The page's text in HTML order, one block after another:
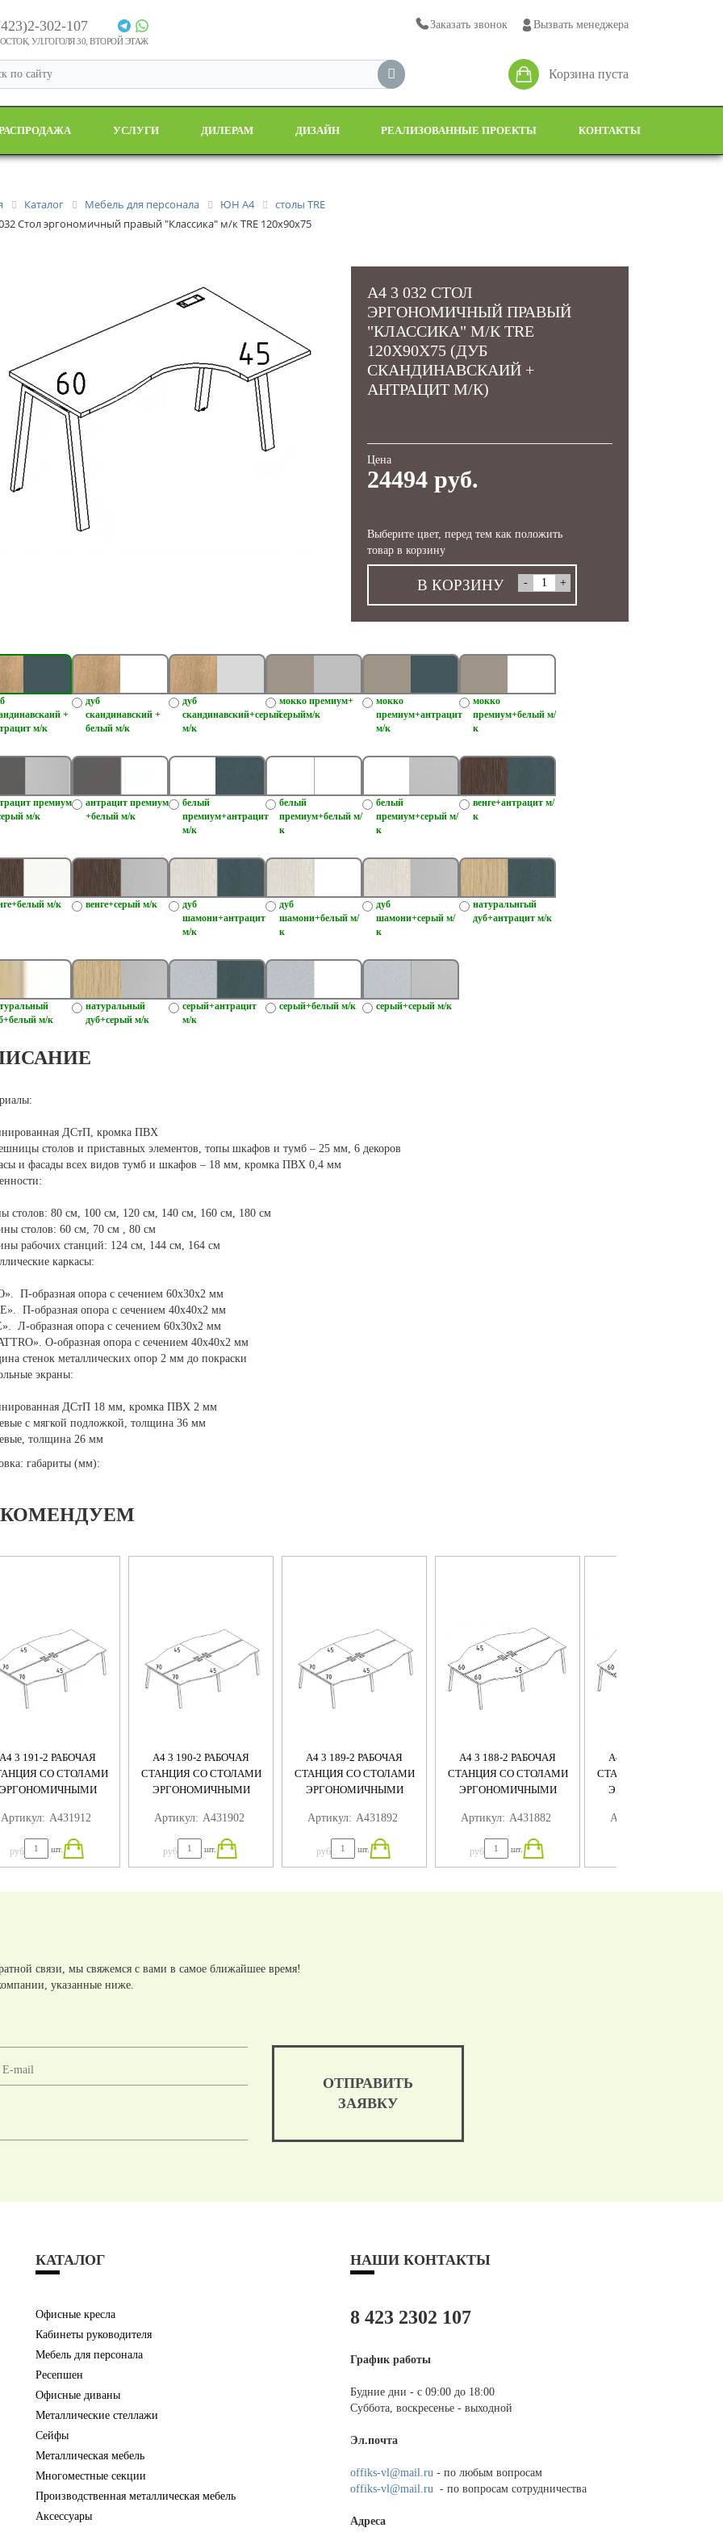
302-107
УЛ.ГОГОЛЯ 30, ВТОРОЙ ЭТАЖ
Заказать звонок Вызвать менеджера
Корзина пуста
УСЛУГИ ДИЛЕРАМ ДИЗАЙН РЕАЛИЗОВАННЫЕ ПРОЕКТЫ КОНТАКТЫ
Каталог Мебель для персонала ЮН А4
столы TRE
Стол эргономичный правый "Классика" м/к TRE 120x90x75
А4 3 032 СТОЛ
ЭРГОНОМИЧНЫЙ ПРАВЫЙ
"КЛАССИКА" М/К TRE
120X90X75 (ДУБ
СКАНДИНАВСКАИЙ +
АНТРАЦИТ М/К)
Цена
24494 руб.
Выберите цвет, перед тем как положить
товар в корзину
В КОРЗИНУ
+
м/к
дуб
скандинавский +
белый м/к
дуб
скандинавский+серый
м/к
мокко премиум+
серыйм/к
мокко
премиум+антрацит
м/к
мокко
премиум+белый м/
к
премиум
м/к
антрацит премиум
+белый м/к
белый
премиум+антрацит
м/к
белый
премиум+белый м/
к
белый
премиум+серый м/
к
венге+антрацит м/
к
м/к венге+серый м/к
дуб
шамони+антрацит
м/к
дуб
шамони+белый м/
к
дуб
шамони+серый м/
к
натуральнгый
дуб+антрацит м/к
м/к
натуральный
дуб+серый м/к
серый+антрацит
м/к
серый+белый м/к серый+серый м/к
ДСтП, кромка ПВХ
столов и приставных элементов, топы шкафов и тумб – 25 мм, 6 декоров
и фасады всех видов тумб и шкафов – 18 мм, кромка ПВХ 0,4 мм
столов: 80 см, 100 см, 120 см, 140 см, 160 см, 180 см
столов: 60 см, 70 см , 80 см
рабочих станций: 124 см, 144 см, 164 см
каркасы:
П-образная опора с сечением 60х30х2 мм
П-образная опора с сечением 40х40х2 мм
Л-образная опора с сечением 60х30х2 мм
О-образная опора с сечением 40х40х2 мм
стенок металлических опор 2 мм до покраски
экраны:
ДСтП 18 мм, кромка ПВХ 2 мм
с мягкой подложкой, толщина 36 мм
толщина 26 мм
габариты (мм):
А4 3 191-2 РАБОЧАЯ
СО СТОЛАМИ
ЭРГОНОМИЧНЫМИ
320X184X75
Артикул: А431912
руб шт.
А4 3 190-2 РАБОЧАЯ
СТАНЦИЯ СО СТОЛАМИ
ЭРГОНОМИЧНЫМИ
280X184X75
Артикул: А431902
руб шт.
А4 3 189-2 РАБОЧАЯ
СТАНЦИЯ СО СТОЛАМИ
ЭРГОНОМИЧНЫМИ
240X184X75
Артикул: А431892
руб шт.
А4 3 188-2 РАБОЧАЯ
СТАНЦИЯ СО СТОЛАМИ
ЭРГОНОМИЧНЫМИ
Артикул: А431882
руб шт.
А4 3 187-2 РАБОЧАЯ
СТАНЦИЯ СО СТОЛАМИ
ЭРГОНОМИЧНЫМИ
Артикул:
связи, мы свяжемся с вами в самое ближайшее время!
указанные ниже.
ОТПРАВИТЬ
ЗАЯВКУ
КАТАЛОГ
Офисные кресла
Кабинеты руководителя
Мебель для персонала
Ресепшен
Офисные диваны
Металлические стеллажи
Сейфы
Металлическая мебель
Многоместные секции
Производственная металлическая мебель
Аксессуары
НАШИ КОНТАКТЫ
8 423 2302 107
График работы
Будние дни - с 09:00 до 18:00
Суббота, воскресенье - выходной
Эл.почта
offiks-vl@mail.ru - по любым вопросам
offiks-vl@mail.ru - по вопросам сотрудничества
Адреса